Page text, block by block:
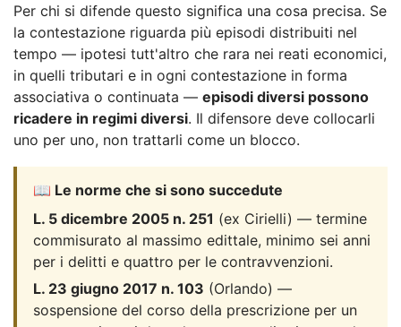
Per chi si difende questo significa una cosa precisa. Se
la contestazione riguarda più episodi distribuiti nel
tempo — ipotesi tutt'altro che rara nei reati economici,
in quelli tributari e in ogni contestazione in forma
associativa o continuata — episodi diversi possono
ricadere in regimi diversi. Il difensore deve collocarli
uno per uno, non trattarli come un blocco.
📖 Le norme che si sono succedute
L. 5 dicembre 2005 n. 251 (ex Cirielli) — termine
commisurato al massimo edittale, minimo sei anni
per i delitti e quattro per le contravvenzioni.
L. 23 giugno 2017 n. 103 (Orlando) —
sospensione del corso della prescrizione per un